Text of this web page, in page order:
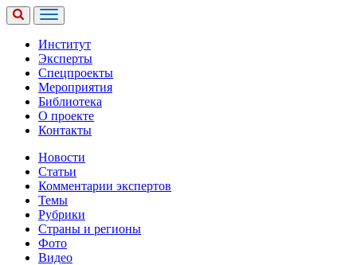
Институт
Эксперты
Спецпроекты
Мероприятия
Библиотека
О проекте
Контакты
Новости
Статьи
Комментарии экспертов
Темы
Рубрики
Страны и регионы
Фото
Видео